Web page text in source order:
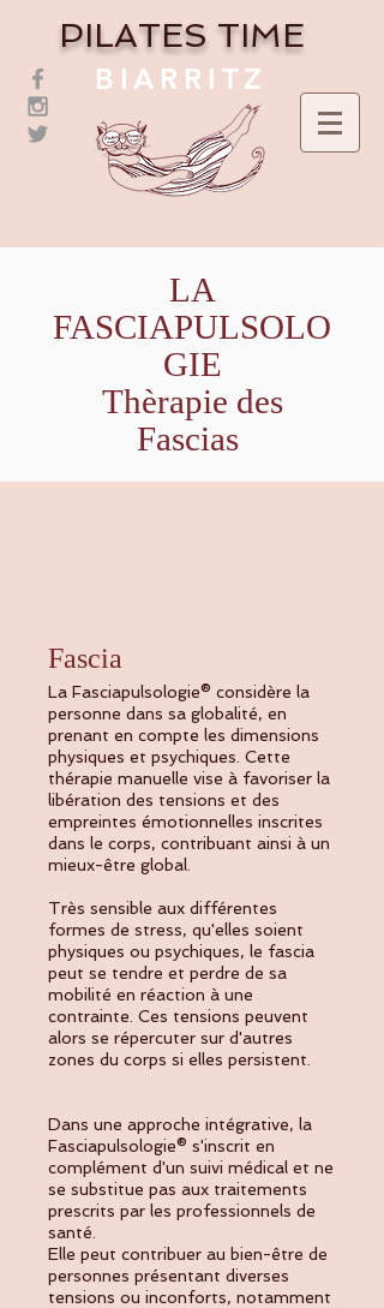
PILATES TIME
BIARRITZ
LA
FASCIAPULSOLO
GIE
Thèrapie des
Fascias
Fascia
La Fasciapulsologie® considère la
personne dans sa globalité, en
prenant en compte les dimensions
physiques et psychiques. Cette
thérapie manuelle vise à favoriser la
libération des tensions et des
empreintes émotionnelles inscrites
dans le corps, contribuant ainsi à un
mieux-être global.
Très sensible aux différentes
formes de stress, qu'elles soient
physiques ou psychiques, le fascia
peut se tendre et perdre de sa
mobilité en réaction à une
contrainte. Ces tensions peuvent
alors se répercuter sur d'autres
zones du corps si elles persistent.
Dans une approche intégrative, la
Fasciapulsologie® s'inscrit en
complément d'un suivi médical et ne
se substitue pas aux traitements
prescrits par les professionnels de
santé.
Elle peut contribuer au bien-être de
personnes présentant diverses
tensions ou inconforts, notamment